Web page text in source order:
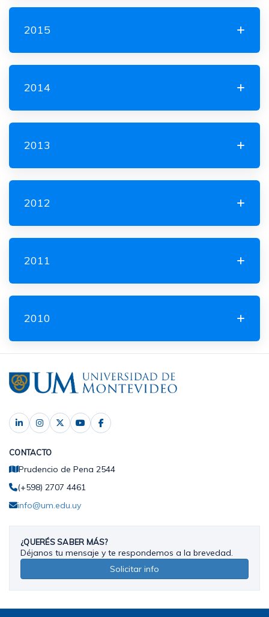
2015
2014
2013
2012
2011
2010
CONTACTO
Prudencio de Pena 2544
(+598) 2707 4461
info@um.edu.uy
¿QUERÉS SABER MÁS?
Déjanos tu mensaje y te respondemos a la brevedad.
Solicitar info